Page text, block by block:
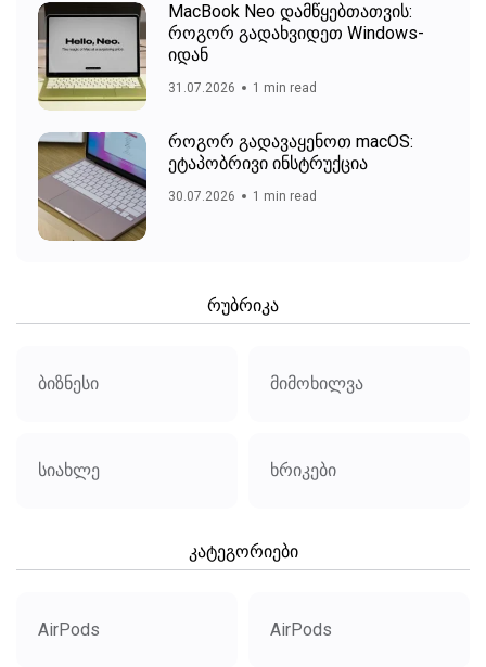
MacBook Neo დამწყებთათვის:
როგორ გადახვიდეთ Windows-
იდან
31.07.2026 1 min read
როგორ გადავაყენოთ macOS:
ეტაპობრივი ინსტრუქცია
30.07.2026 1 min read
რუბრიკა
ბიზნესი მიმოხილვა
სიახლე ხრიკები
კატეგორიები
AirPods AirPods